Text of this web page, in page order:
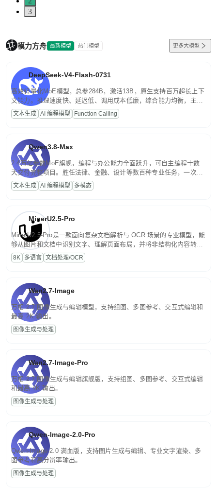
3
模力方舟 最新模型 热门模型 更多大模型
DeepSeek-V4-Flash-0731
高效轻量化MoE模型，总参284B，激活13B，原生支持百万超长上下
文能力。推理速度快、延迟低、调用成本低廉，综合能力均衡，主打
高并发、轻量化任务，适合日常对话、内容创作、基础 RAG、批量
文案处理等普惠刚需场景。
文本生成 AI 编程模型 Function Calling
Qwen3.8-Max
2.4万亿参数MoE旗舰，编程与办公能力全面跃升，可自主编程十数
天交付完整项目。胜任法律、金融、设计等数百种专业任务，一次对
话端到端交付生产级成果。原生视觉理解贯穿规划、执行与验证全流
程，支持超长文档与长视频的深度语义解析。长程任务中自主规划与
文本生成 AI 编程模型 多模态
MinerU2.5-Pro
MinerU2.5-Pro是一款面向复杂文档解析与 OCR 场景的专业模型，能
够从图片和文档中识别文字、理解页面布局，并将非结构化内容转换
为便于存储、检索和二次处理的结构化结果。
8K 多语言 文档处理/OCR
Wan2.7-Image
万相 2.7 图像生成与编辑模型，支持组图、多图参考、交互式编辑和
最高 2K 输出。
图像生成与处理
Wan2.7-Image-Pro
万相 2.7 图像生成与编辑旗舰版，支持组图、多图参考、交互式编辑
和最高 4K 输出。
图像生成与处理
Qwen-Image-2.0-Pro
Qwen-Image-2.0 满血版，支持图片生成与编辑、专业文字渲染、多
图参考和高分辨率输出。
图像生成与处理